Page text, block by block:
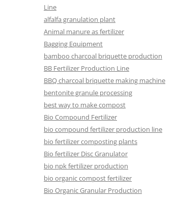
Line
alfalfa granulation plant
Animal manure as fertilizer
Bagging Equipment
bamboo charcoal briquette production
BB Fertilizer Production Line
BBQ charcoal briquette making machine
bentonite granule processing
best way to make compost
Bio Compound Fertilizer
bio compound fertilizer production line
bio fertilizer composting plants
Bio fertilizer Disc Granulator
bio npk fertilizer production
bio organic compost fertilizer
Bio Organic Granular Production